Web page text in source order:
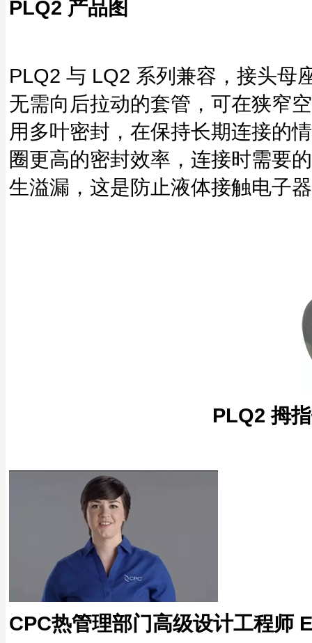
PLQ2 产品图
PLQ2 与 LQ2 系列兼容，接头母
无需向后拉动的套管，可在狭窄
用多叶密封，在保持长期连接的
圈更高的密封效率，连接时需要
生溢漏，这是防止液体接触电子
PLQ2 拇
CPC热管理部门高级设计工程师